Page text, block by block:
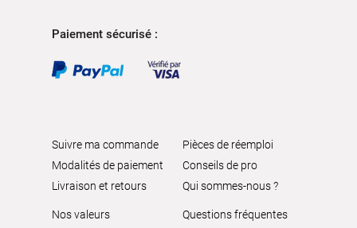
Paiement sécurisé :
Suivre ma commande
Modalités de paiement
Livraison et retours
Pièces de réemploi
Conseils de pro
Qui sommes-nous ?
Nos valeurs
Questions fréquentes